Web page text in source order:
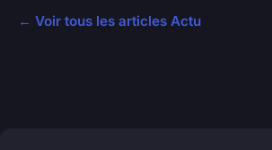
← Voir tous les articles Actu